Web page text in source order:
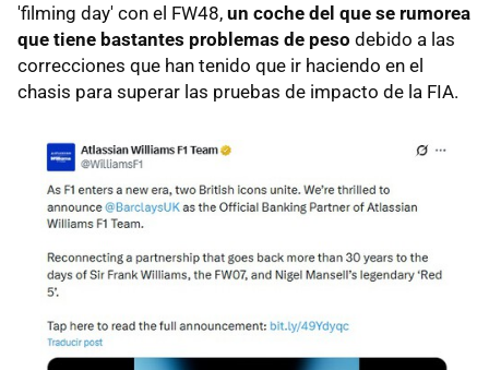
'filming day' con el FW48, un coche del que se rumorea
que tiene bastantes problemas de peso debido a las
correcciones que han tenido que ir haciendo en el
chasis para superar las pruebas de impacto de la FIA.